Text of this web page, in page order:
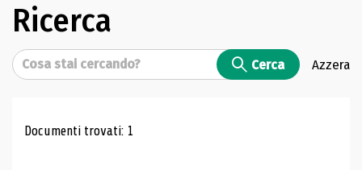
Ricerca
Cerca Cerca Azzera
Risultati di ricerca
Documenti trovati: 1